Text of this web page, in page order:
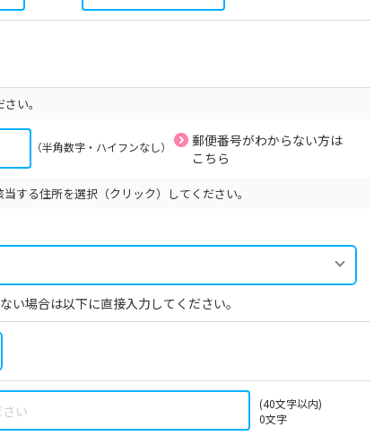
い。
（半角数字・ハイフンなし）
郵便番号がわからない方は
こちら
する住所を選択（クリック）してください。
い場合は以下に直接入力してください。
(40文字以内)
0文字